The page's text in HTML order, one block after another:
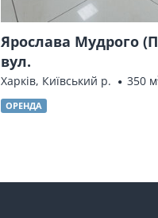
Ярослава Мудрого
вул.
Харків, Київський р. 350
ОРЕНДА